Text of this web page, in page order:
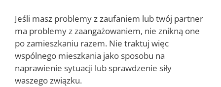
Jeśli masz problemy z zaufaniem lub twój partner
ma problemy z zaangażowaniem, nie znikną one
po zamieszkaniu razem. Nie traktuj więc
wspólnego mieszkania jako sposobu na
naprawienie sytuacji lub sprawdzenie siły
waszego związku.